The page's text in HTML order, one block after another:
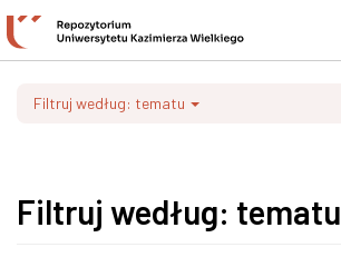
Filtruj według: tematu
Filtruj według: tematu